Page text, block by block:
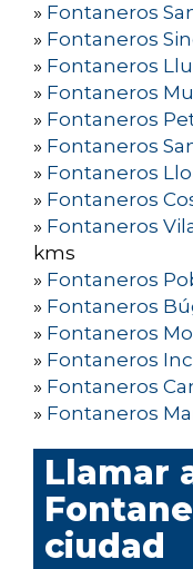
» Fontaneros
» Fontaneros
» Fontaneros
» Fontaneros
» Fontaneros
» Fontaneros
» Fontaneros
» Fontaneros
» Fontaneros
kms
» Fontaneros
» Fontaneros
» Fontaneros
» Fontaneros
» Fontaneros
» Fontaneros
Llamar
ciudad